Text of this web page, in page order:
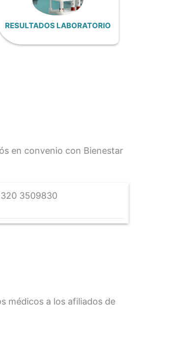
RESULTADOS LABORATORIO
en convenio con Bienestar
3509830
médicos a los afiliados de